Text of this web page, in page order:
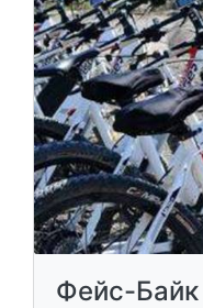
Фейс-Байк